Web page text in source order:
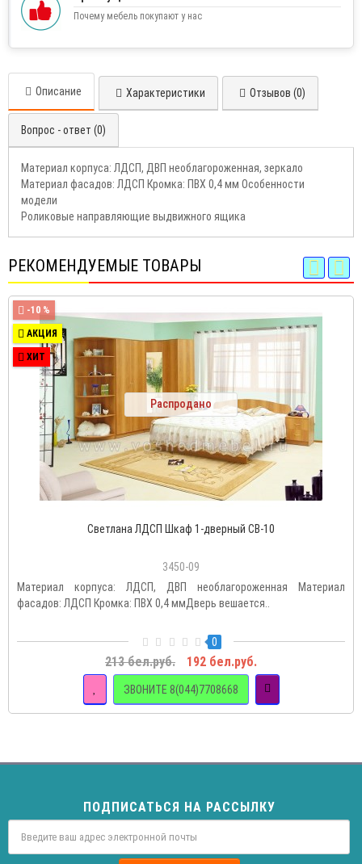
Почему мебель покупают у нас
Описание Характеристики Отзывов (0)
Вопрос - ответ (0)
Материал корпуса: ЛДСП, ДВП необлагороженная, зеркало
Материал фасадов: ЛДСП Кромка: ПВХ 0,4 мм Особенности
модели
Роликовые направляющие выдвижного ящика
РЕКОМЕНДУЕМЫЕ ТОВАРЫ
-10 %
АКЦИЯ
ХИТ
Распродано
Светлана ЛДСП Шкаф 1-дверный СВ-10
3450-09
Материал корпуса: ЛДСП, ДВП необлагороженная Материал
фасадов: ЛДСП Кромка: ПВХ 0,4 ммДверь вешается..
0
213 бел.руб. 192 бел.руб.
ЗВОНИТЕ 8(044)7708668
ПОДПИСАТЬСЯ НА РАССЫЛКУ